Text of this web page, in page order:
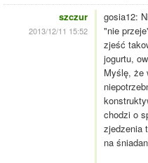
szczur
2013/12/11 15:52
gosia12:
"nie
zjeść
jogurtu,
Myślę, że
chodzi o
zjedzenia
na